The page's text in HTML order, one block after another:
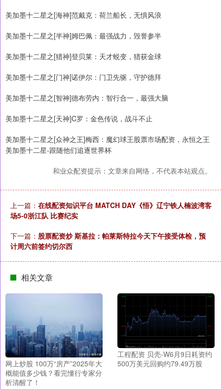
美加墨十二星之[海神]范戴克：荷兰船长，无惧风浪
美加墨十二星之[半神]姆巴佩：最强战力，毁誉参半
美加墨十二星之[猎神]登贝莱：天才蜕变，猎获金球
美加墨十二星之[门神]诺伊尔：门卫先驱，守护德拜
美加墨十二星之[智神]德布劳内：智行合一，最强大脑
美加墨十二星之[天神]C罗：金色传说，战斗不止
美加墨十二星之[众神之王]梅西：魔幻球王股票市场配资，永恒之王
美加墨十二星-跟随他们追逐世界杯
和业众配资提示：文章来自网络，不代表本站观点。
上一篇： 在线配资知识平台 MATCH DAY《悟》辽宁铁人楠波湾客
场5-0浙江队 比赛纪实
下一篇： 股票配资炒 斯基拉：帕莱斯特拉今天下午接受体检，预
计周六前签约切尔西
相关文章
网上炒股 100万“房产”2025年大
概能值多少钱？看完懂行专家分
析清醒了！
工程配资 贝壳-W6月9日耗资约
500万美元回购约79.49万股